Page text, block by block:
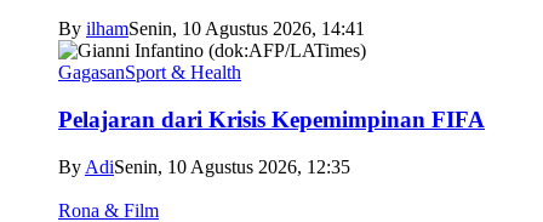
By ilhamSenin, 10 Agustus 2026, 14:41
GagasanSport & Health
Pelajaran dari Krisis Kepemimpinan FIFA
By AdiSenin, 10 Agustus 2026, 12:35
Rona & Film